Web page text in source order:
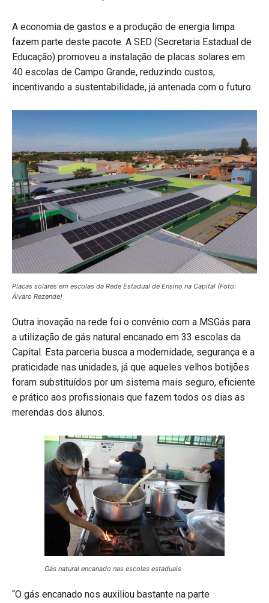
A economia de gastos e a produção de energia limpa
fazem parte deste pacote. A SED (Secretaria Estadual de
Educação) promoveu a instalação de placas solares em
40 escolas de Campo Grande, reduzindo custos,
incentivando a sustentabilidade, já antenada com o futuro.
Placas solares em escolas da Rede Estadual de Ensino na Capital (Foto:
Álvaro Rezende)
Outra inovação na rede foi o convênio com a MSGás para
a utilização de gás natural encanado em 33 escolas da
Capital. Esta parceria busca a modernidade, segurança e a
praticidade nas unidades, já que aqueles velhos botijões
foram substituídos por um sistema mais seguro, eficiente
e prático aos profissionais que fazem todos os dias as
merendas dos alunos.
Gás natural encanado nas escolas estaduais
“O gás encanado nos auxiliou bastante na parte